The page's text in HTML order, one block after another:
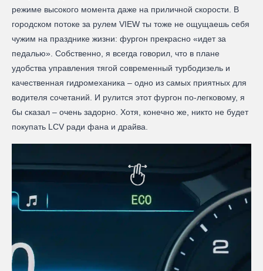
режиме высокого момента даже на приличной скорости. В
городском потоке за рулем VIEW ты тоже не ощущаешь себя
чужим на празднике жизни: фургон прекрасно «идет за
педалью». Собственно, я всегда говорил, что в плане
удобства управления тягой современный турбодизель и
качественная гидромеханика – одно из самых приятных для
водителя сочетаний. И рулится этот фургон по-легковому, я
бы сказал – очень задорно. Хотя, конечно же, никто не будет
покупать LCV ради фана и драйва.